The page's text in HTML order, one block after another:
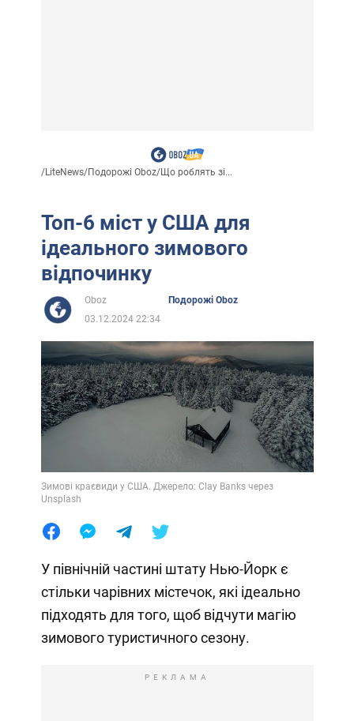
/LiteNews/Подорожі Oboz/Що роблять зі...
Топ-6 міст у США для
ідеального зимового
відпочинку
Oboz
Подорожі Oboz
03.12.2024 22:34
Зимові краєвиди у США. Джерело: Clay Banks через
Unsplash
У північній частині штату Нью-Йорк є
стільки чарівних містечок, які ідеально
підходять для того, щоб відчути магію
зимового туристичного сезону.
РЕКЛАМА